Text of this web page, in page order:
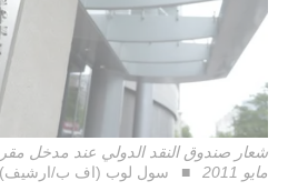
مايو 2011
سول لوب (اف ب/ارشيف)